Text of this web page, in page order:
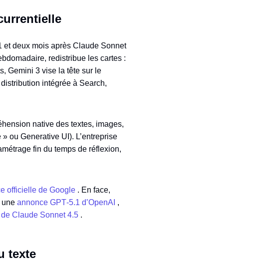
et deux mois après Claude Sonnet
redistribue les cartes :
Gemini 3 vise la tête sur le
intégrée à Search,
native des textes, images,
ou Generative UI). L’entreprise
fin du temps de réflexion,
officielle de Google . En face,
une annonce GPT‑5.1 d’OpenAI ,
Claude Sonnet 4.5 .
texte